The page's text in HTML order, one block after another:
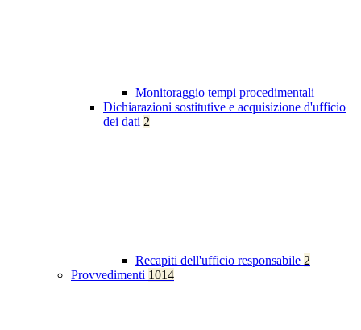
Monitoraggio tempi procedimentali
Dichiarazioni sostitutive e acquisizione d'ufficio
dei dati 2
Recapiti dell'ufficio responsabile 2
Provvedimenti 1014